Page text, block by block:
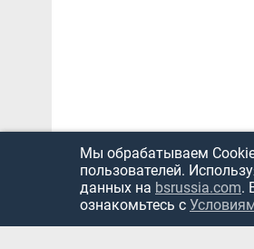
Мы обрабатываем
пользователей.
данных на bsrussia.com.
ознакомьтесь с